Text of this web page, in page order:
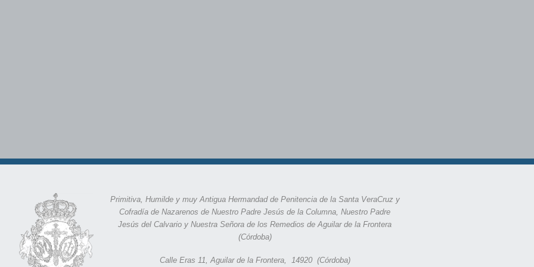
Primitiva, Humilde y muy Antigua Hermandad de Penitencia de la Santa VeraCruz y
Cofradía de Nazarenos de Nuestro Padre Jesús de la Columna, Nuestro Padre
Jesús del Calvario y Nuestra Señora de los Remedios de Aguilar de la Frontera
(Córdoba)
Calle Eras 11,Aguilar de la Frontera, 14920 (Córdoba)